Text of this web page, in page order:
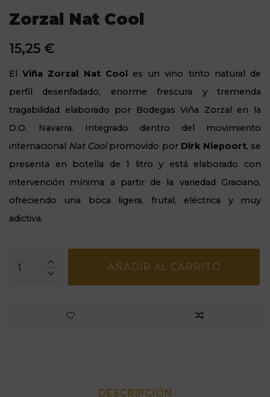
Zorzal Nat Cool
15,25 €
ElViña Zorzal Nat Cooles un vino tinto natural de
perfil desenfadado, enorme frescura y tremenda
tragabilidad elaborado por Bodegas Viña Zorzal en la
D.O. Navarra. Integrado dentro del movimiento
internacional Nat Coolpromovido por Dirk Niepoort, se
presenta en botella de 1 litro y está elaborado con
intervención mínima a partir de la variedad Graciano,
ofreciendo una boca ligera, frutal, eléctrica y muy
adictiva.
AÑADIR AL CARRITO
DESCRIPCIÓN